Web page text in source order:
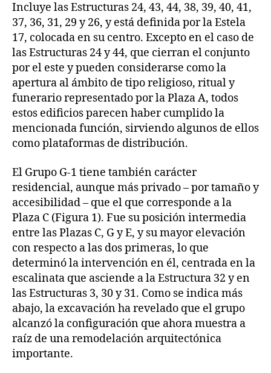
Incluye las Estructuras 24, 43, 44, 38, 39, 40, 41,
37, 36, 31, 29 y 26, y está definida por la Estela
17, colocada en su centro. Excepto en el caso de
las Estructuras 24 y 44, que cierran el conjunto
por el este y pueden considerarse como la
apertura al ámbito de tipo religioso, ritual y
funerario representado por la Plaza A, todos
estos edificios parecen haber cumplido la
mencionada función, sirviendo algunos de ellos
como plataformas de distribución.
El Grupo G-1 tiene también carácter
residencial, aunque más privado – por tamaño y
accesibilidad – que el que corresponde a la
Plaza C (Figura 1). Fue su posición intermedia
entre las Plazas C, G y E, y su mayor elevación
con respecto a las dos primeras, lo que
determinó la intervención en él, centrada en la
escalinata que asciende a la Estructura 32 y en
las Estructuras 3, 30 y 31. Como se indica más
abajo, la excavación ha revelado que el grupo
alcanzó la configuración que ahora muestra a
raíz de una remodelación arquitectónica
importante.